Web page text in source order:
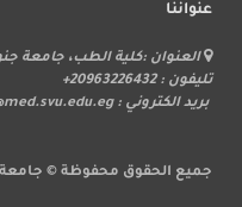
عنواننا
العنوان :كلية الطب، جامعة
تليفون : 20963226432+
بريد الكتروني : dean@med.svu.edu.eg
جميع الحقوق محفوظة © جامعة